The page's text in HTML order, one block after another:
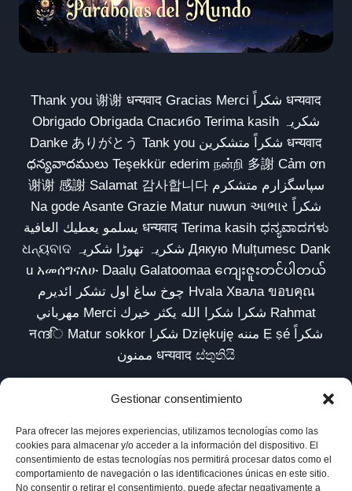
Gestionar consentimiento
Para ofrecer las mejores experiencias, utilizamos tecnologías como las
cookies para almacenar y/o acceder a la información del dispositivo. El
consentimiento de estas tecnologías nos permitirá procesar datos como el
comportamiento de navegación o las identificaciones únicas en este sitio.
No consentir o retirar el consentimiento, puede afectar negativamente a
Thank you 谢谢 धन्यवाद Gracias Merci شكراً धन्यवाद
Obrigado Obrigada Спасибо Terima kasih شکریہ
Danke ありがとう Tank you شكراً متشكرين धन्यवाद
ధన్యవాదములు Teşekkür ederim நன்றி 多謝 Cảm ơn
谢谢 感謝 Salamat 감사합니다 سپاسگزارم متشکرم
Na gode Asante Grazie Matur nuwun આભાર شكراً
يسلمو يعطيك العافية धन्यवाद Terima kasih ಧನ್ಯವಾದಗಳು
ଧନ୍ୟବାଦ شکریہ تھوڑا شکریہ Дякую Mulțumesc Dank
u አመሰግናለሁ Daalụ Galatoomaa ကျေးဇူးတင်ပါတယ်
چوخ ساغ اول تشکر ائدیرم Hvala Хвала ขอบคุณ
مهرباني Merci شكرا شكرا الله يكثر خيرك Rahmat
नന്ദि Matur sokkor شكرا Dziękuję مننه Ẹ ṣé شكراً
ممنون धन्यवाद ස්තුතියි
Inicio Biblioteca Parábolas TV
Comunidad
Esencia
Blog Política de privacidad